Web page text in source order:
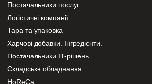
Постачальники послуг
Логістичні компанії
Тара та упаковка
Харчові добавки. Інгредієнти.
Постачальники IT-рішень
Складське обладнання
HoReCa